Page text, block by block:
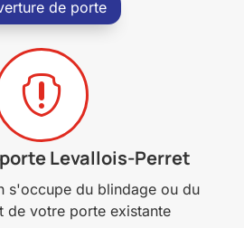
de porte

Levallois-Perret
s'occupe du blindage ou du
de votre porte existante